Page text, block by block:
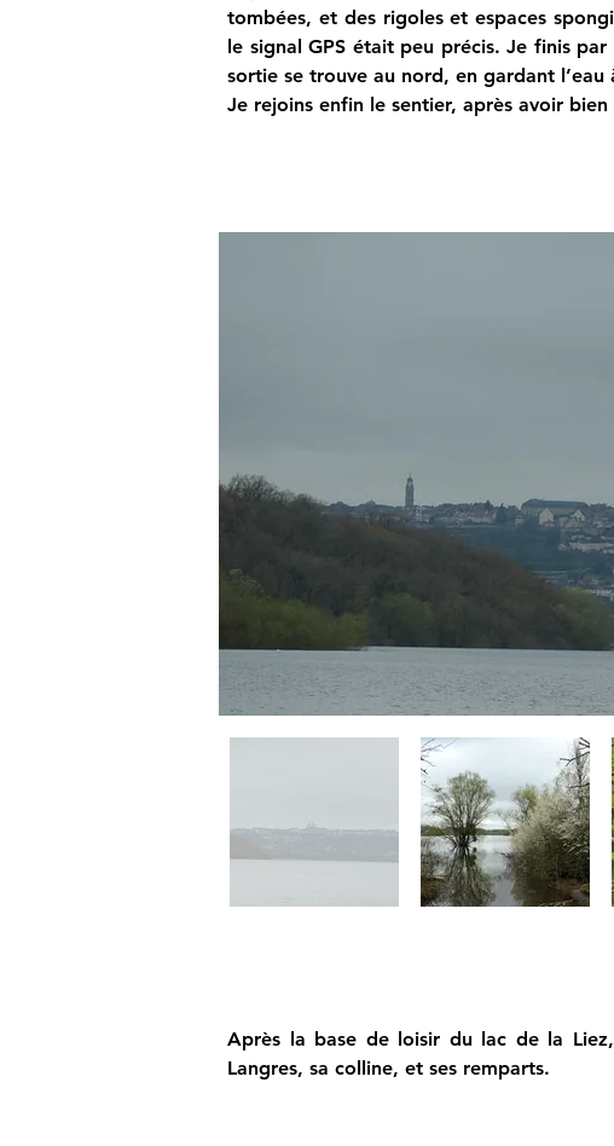
tombées, et des rigoles et espaces
le signal GPS était peu précis. Je finis
sortie se trouve au nord, en gardant l’eau
Je rejoins enfin le sentier, après avoir
Après la base de loisir du lac de la
Langres, sa colline, et ses remparts.